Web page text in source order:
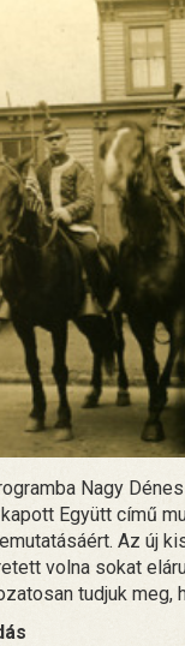
Nagy
Együtt című
Az új
volna sokat
tudjuk meg,